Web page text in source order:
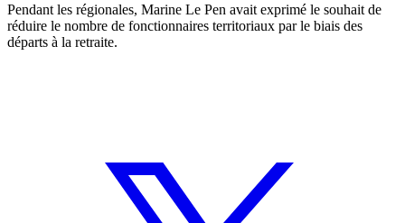
Pendant les régionales, Marine Le Pen avait exprimé le souhait de
réduire le nombre de fonctionnaires territoriaux par le biais des
départs à la retraite.